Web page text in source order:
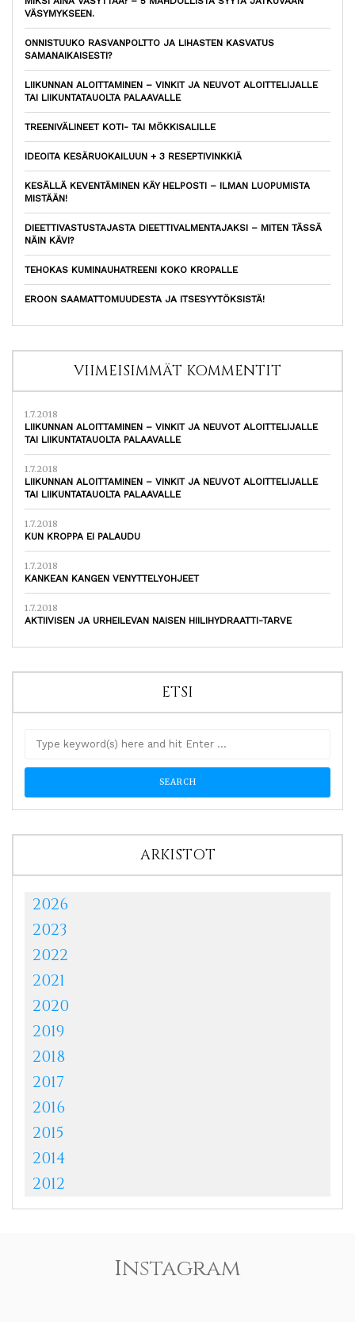
VÄSYMYKSEEN.
ONNISTUUKO RASVANPOLTTO JA LIHASTEN KASVATUS
SAMANAIKAISESTI?
LIIKUNNAN ALOITTAMINEN – VINKIT JA NEUVOT ALOITTELIJALLE
TAI LIIKUNTATAUOLTA PALAAVALLE
TREENIVÄLINEET KOTI- TAI MÖKKISALILLE
IDEOITA KESÄRUOKAILUUN + 3 RESEPTIVINKKIÄ
KESÄLLÄ KEVENTÄMINEN KÄY HELPOSTI – ILMAN LUOPUMISTA
MISTÄÄN!
DIEETTIVASTUSTAJASTA DIEETTIVALMENTAJAKSI – MITEN TÄSSÄ
NÄIN KÄVI?
TEHOKAS KUMINAUHATREENI KOKO KROPALLE
EROON SAAMATTOMUUDESTA JA ITSESYYTÖKSISTÄ!
VIIMEISIMMÄT KOMMENTIT
1.7.2018
LIIKUNNAN ALOITTAMINEN – VINKIT JA NEUVOT ALOITTELIJALLE
TAI LIIKUNTATAUOLTA PALAAVALLE
1.7.2018
LIIKUNNAN ALOITTAMINEN – VINKIT JA NEUVOT ALOITTELIJALLE
TAI LIIKUNTATAUOLTA PALAAVALLE
1.7.2018
KUN KROPPA EI PALAUDU
1.7.2018
KANKEAN KANGEN VENYTTELYOHJEET
1.7.2018
AKTIIVISEN JA URHEILEVAN NAISEN HIILIHYDRAATTI-TARVE
ETSI
ARKISTOT
2026
2023
2022
2021
2020
2019
2018
2017
2016
2015
2014
2012
Instagram